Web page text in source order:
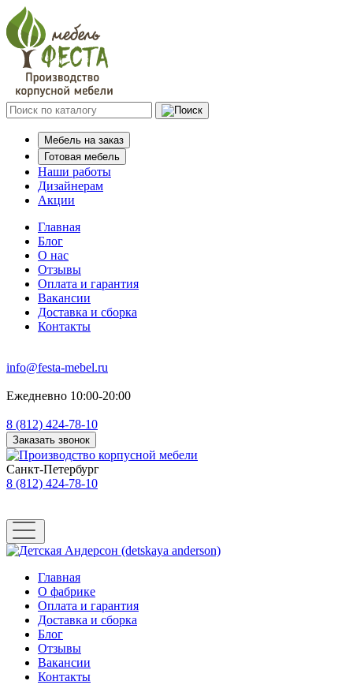
Мебель на заказ
Готовая мебель
Наши работы
Дизайнерам
Акции
Главная
Блог
О нас
Отзывы
Оплата и гарантия
Вакансии
Доставка и сборка
Контакты
info@festa-mebel.ru
Ежедневно 10:00-20:00
8 (812) 424-78-10
Заказать звонок
Санкт-Петербург
8 (812) 424-78-10
Главная
О фабрике
Оплата и гарантия
Доставка и сборка
Блог
Отзывы
Вакансии
Контакты